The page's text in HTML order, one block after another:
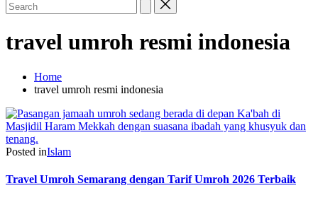
travel umroh resmi indonesia
Home
travel umroh resmi indonesia
Posted inIslam
Travel Umroh Semarang dengan Tarif Umroh 2026 Terbaik